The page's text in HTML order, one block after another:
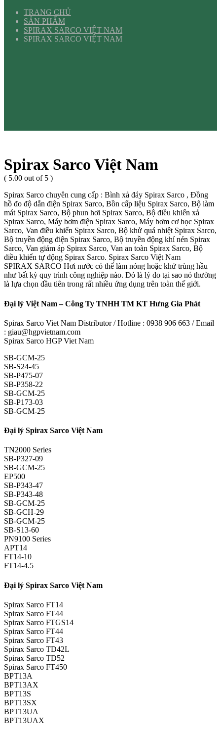
TRANG CHỦ
SẢN PHẨM
SPIRAX SARCO VIỆT NAM
SPIRAX SARCO VIỆT NAM
Spirax Sarco Việt Nam
( 5.00 out of 5 )
Spirax Sarco chuyên cung cấp : Bình xả đáy Spirax Sarco , Đồng
hồ đo độ dẫn điện Spirax Sarco, Bồn cấp liệu Spirax Sarco, Bộ làm
mát Spirax Sarco, Bộ phun hơi Spirax Sarco, Bộ điều khiển xả
Spirax Sarco, Máy bơm điện Spirax Sarco, Máy bơm cơ học Spirax
Sarco, Van điều khiển Spirax Sarco, Bộ khử quá nhiệt Spirax Sarco,
Bộ truyền động điện Spirax Sarco, Bộ truyền động khí nén Spirax
Sarco, Van giảm áp Spirax Sarco, Van an toàn Spirax Sarco, Bộ
điều khiển tự động Spirax Sarco. Spirax Sarco Việt Nam
SPIRAX SARCO Hơi nước có thể làm nóng hoặc khử trùng hầu
như bất kỳ quy trình công nghiệp nào. Đó là lý do tại sao nó thường
là lựa chọn đầu tiên trong rất nhiều ứng dụng trên toàn thế giới.
Đại lý Việt Nam – Công Ty TNHH TM KT Hưng Gia Phát
Spirax Sarco Viet Nam Distributor / Hotline : 0938 906 663 / Email
: giau@hgpvietnam.com
Spirax Sarco HGP Viet Nam
SB-GCM-25
SB-S24-45
SB-P475-07
SB-P358-22
SB-GCM-25
SB-P173-03
SB-GCM-25
Đại lý Spirax Sarco Việt Nam
TN2000 Series
SB-P327-09
SB-GCM-25
EP500
SB-P343-47
SB-P343-48
SB-GCM-25
SB-GCH-29
SB-GCM-25
SB-S13-60
PN9100 Series
APT14
FT14-10
FT14-4.5
Đại lý Spirax Sarco Việt Nam
Spirax Sarco FT14
Spirax Sarco FT44
Spirax Sarco FTGS14
Spirax Sarco FT44
Spirax Sarco FT43
Spirax Sarco TD42L
Spirax Sarco TD52
Spirax Sarco FT450
BPT13A
BPT13AX
BPT13S
BPT13SX
BPT13UA
BPT13UAX